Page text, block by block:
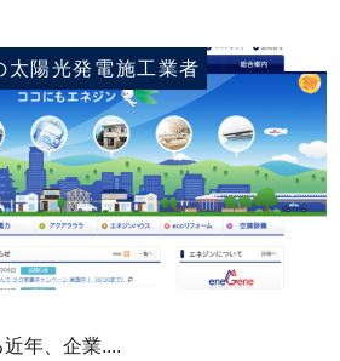
太陽光発電施工業者
年、企業....